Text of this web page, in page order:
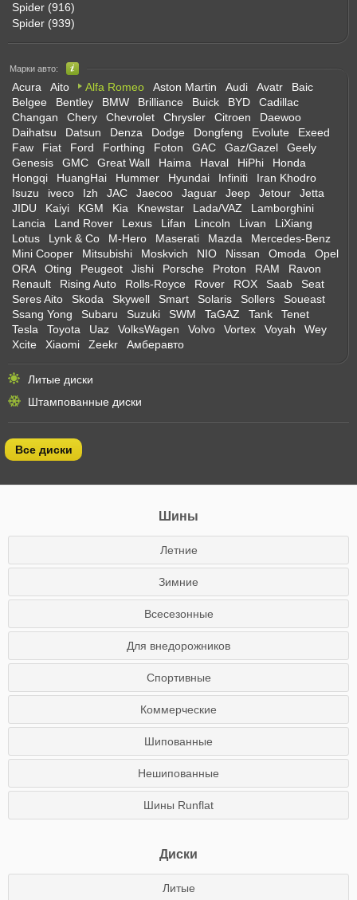
Spider (916)
Spider (939)
Марки авто:
Acura Aito Alfa Romeo Aston Martin Audi Avatr
Baic
Belgee
Bentley BMW Brilliance Buick BYD
Cadillac
Changan
Chery Chevrolet Chrysler Citroen
Daewoo
Daihatsu
Datsun Denza Dodge Dongfeng Evolute
Exeed
Faw
Fiat Ford Forthing Foton GAC Gaz/Gazel
Geely
Genesis
GMC Great Wall Haima Haval HiPhi
Honda
Hongqi
HuangHai Hummer Hyundai Infiniti
Iran Khodro
Isuzu
iveco Izh JAC Jaecoo Jaguar Jeep Jetour
Jetta
JIDU
Kaiyi KGM Kia Knewstar Lada/VAZ
Lamborghini
Lancia
Land Rover Lexus Lifan Lincoln Livan
LiXiang
Lotus
Lynk & Co M-Hero Maserati Mazda
Mercedes-Benz
Mini Cooper
Mitsubishi Moskvich NIO Nissan Omoda
Opel
ORA
Oting Peugeot Jishi Porsche Proton RAM
Ravon
Renault
Rising Auto Rolls-Royce Rover ROX Saab
Seat
Seres Aito
Skoda Skywell Smart Solaris Sollers
Soueast
Ssang Yong
Subaru Suzuki SWM TaGAZ Tank
Tenet
Tesla
Toyota Uaz VolksWagen Volvo Vortex Voyah
Wey
Xcite
Xiaomi Zeekr Амберавто
Литые диски
Штампованные диски
Все диски
Шины
Летние
Зимние
Всесезонные
Для внедорожников
Спортивные
Коммерческие
Шипованные
Нешипованные
Шины Runflat
Диски
Литые